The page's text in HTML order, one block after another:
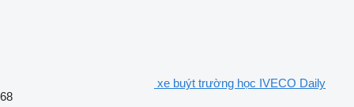
xe buýt trường học IVECO Daily
68